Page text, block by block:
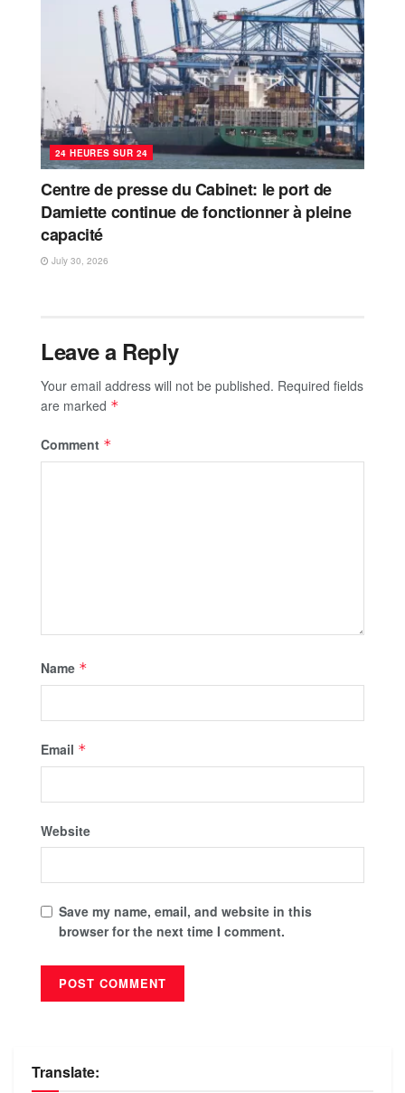
24 HEURES SUR 24
Centre de presse du Cabinet: le port de
Damiette continue de fonctionner à pleine
capacité
July 30, 2026
Leave a Reply
Your email address will not be published. Required fields
are marked *
Comment *
Name *
Email *
Website
Save my name, email, and website in this
browser for the next time I comment.
Translate: